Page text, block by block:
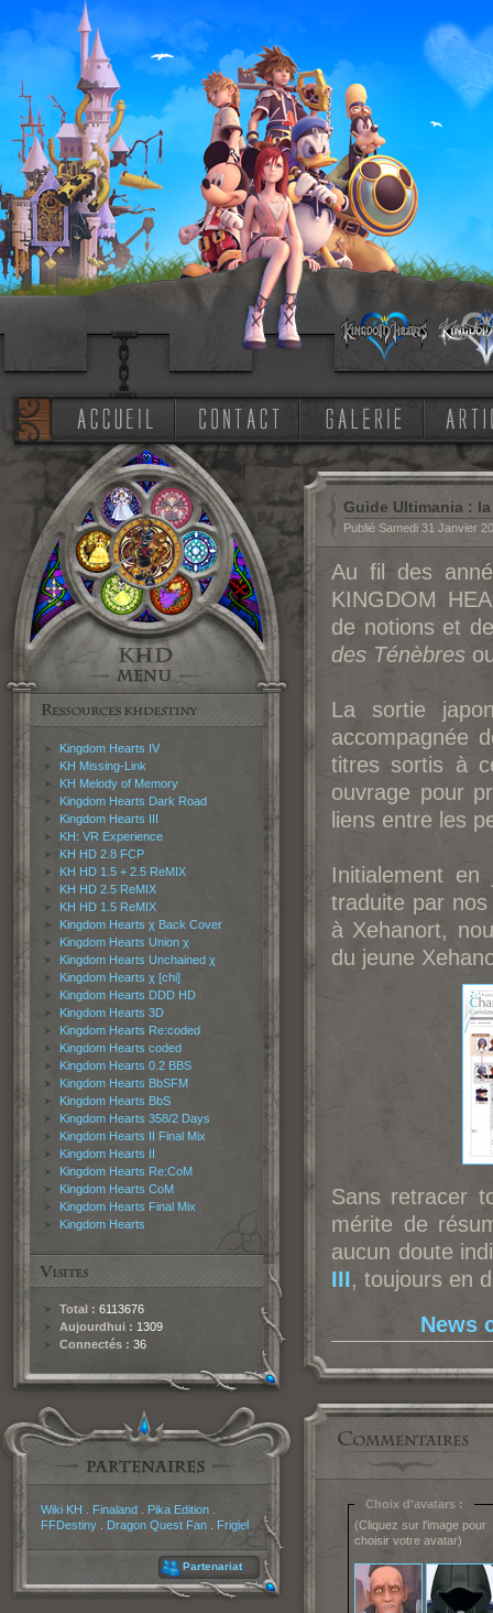
Kingdom Hearts IV
KH Missing-Link
KH Melody of Memory
Kingdom Hearts Dark Road
Kingdom Hearts III
KH: VR Experience
KH HD 2.8 FCP
KH HD 1.5 + 2.5 ReMIX
KH HD 2.5 ReMIX
KH HD 1.5 ReMIX
Kingdom Hearts χ Back Cover
Kingdom Hearts Union χ
Kingdom Hearts Unchained χ
Kingdom Hearts χ [chi]
Kingdom Hearts DDD HD
Kingdom Hearts 3D
Kingdom Hearts Re:coded
Kingdom Hearts coded
Kingdom Hearts 0.2 BBS
Kingdom Hearts BbSFM
Kingdom Hearts BbS
Kingdom Hearts 358/2 Days
Kingdom Hearts II Final Mix
Kingdom Hearts II
Kingdom Hearts Re:CoM
Kingdom Hearts CoM
Kingdom Hearts Final Mix
Kingdom Hearts
Total : 6113676
Aujourdhui : 1309
Connectés : 36
Wiki KH Finaland Pika Edition
FFDestiny
Dragon Quest Fan Frigiel
Partenariat
Guide Ultimania :
Publié Samedi 31 Janvier
Au fil des
KINGDOM
de notions et
des Ténèbres
La sortie
accompagnée
titres sortis à
ouvrage pour
liens entre les
Initialement
traduite par
à Xehanort,
du jeune
Sans retracer
mérite de
aucun doute
III, toujours en
News
Choix d'avatars :
(Cliquez sur l'image pour
choisir votre avatar)